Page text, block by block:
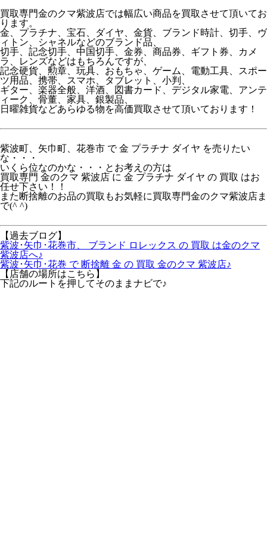
買取専門金のクマ紫波店では幅広い商品を買取させて頂いてお
ります。
金、プラチナ、宝石、ダイヤ、金貨、ブランド時計、切手、ヴ
ィトン、シャネルなどのブランド品、
切手、記念切手、中国切手、金券、商品券、ギフト券、カメ
ラ、レンズなどはもちろんですが、
記念硬貨、勲章、玩具、おもちゃ、ゲーム、電動工具、スポー
ツ用品、携帯、スマホ、タブレット、小判、
ギター、楽器全般、洋酒、図書カード、デジタル家電、アンテ
ィーク、骨董、家具、銀製品、
日曜雑貨などあらゆる物を高価買取させて頂いております！
紫波町、矢巾町、花巻市 で 金 プラチナ ダイヤ を売りたい
な・・・
いくら位なのかな・・・とお考えの方は
買取専門 金のクマ 紫波店 に 金 プラチナ ダイヤ の 買取 はお
任せ下さい！！
また断捨離のお品の買取もお気軽に買取専門金のクマ紫波店ま
で(^ ^)
【過去ブログ】
紫波･矢巾･花巻市、 ブランド ロレックス の 買取 は金のクマ
紫波店へ♪
紫波･矢巾･花巻 で 断捨離 金 の 買取 金のクマ 紫波店♪
【店舗の場所はこちら】
下記のルートを押してそのままナビで♪